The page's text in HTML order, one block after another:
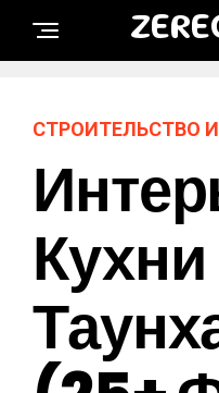
СТРОИТЕЛЬСТВО